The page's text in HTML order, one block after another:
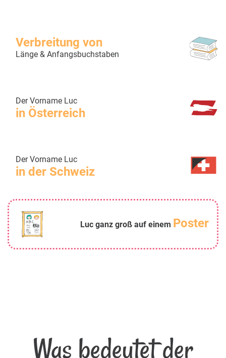
Verbreitung von
Länge & Anfangsbuchstaben
Der Vorname Luc
in Österreich
Der Vorname Luc
in der Schweiz
Luc ganz groß auf einem Poster
Was bedeutet der